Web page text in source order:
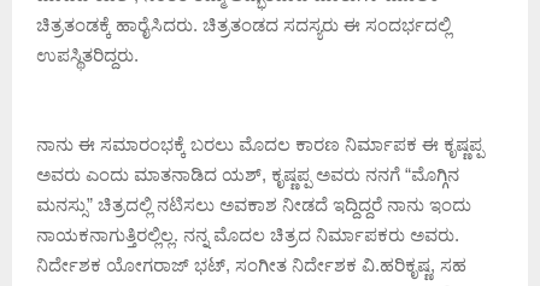
ಚಿತ್ರತಂಡಕ್ಕೆ ಹಾರೈಸಿದರು. ಚಿತ್ರತಂಡದ ಸದಸ್ಯರು ಈ ಸಂದರ್ಭದಲ್ಲಿ
ಉಪಸ್ಥಿತರಿದ್ದರು.
ನಾನು ಈ ಸಮಾರಂಭಕ್ಕೆ ಬರಲು ಮೊದಲ ಕಾರಣ‌ ನಿರ್ಮಾಪಕ ಈ ಕೃಷ್ಣಪ್ಪ
ಅವರು ಎಂದು ಮಾತನಾಡಿದ ಯಶ್, ಕೃಷ್ಣಪ್ಪ ಅವರು ನನಗೆ “ಮೊಗ್ಗಿನ
ಮನಸ್ಸು” ಚಿತ್ರದಲ್ಲಿ ನಟಿಸಲು ಅವಕಾಶ ನೀಡದೆ ಇದ್ದಿದ್ದರೆ ನಾನು ಇಂದು
ನಾಯಕನಾಗುತ್ತಿರಲ್ಲಿಲ್ಲ. ನನ್ನ ಮೊದಲ ಚಿತ್ರದ ನಿರ್ಮಾಪಕರು ಅವರು.
ನಿರ್ದೇಶಕ ಯೋಗರಾಜ್ ಭಟ್, ಸಂಗೀತ ನಿರ್ದೇಶಕ ವಿ.ಹರಿಕೃಷ್ಣ, ಸಹ